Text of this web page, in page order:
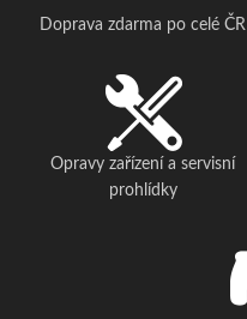
Doprava zdarma po celé ČR
Opravy zařízení a servisní
prohlídky